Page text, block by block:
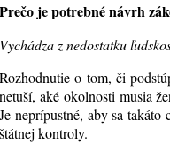
Prečo je potrebné návrh
Vychádza z nedostatku
Rozhodnutie o tom, či
netuší, aké okolnosti musia
Je neprípustné, aby sa
štátnej kontroly.